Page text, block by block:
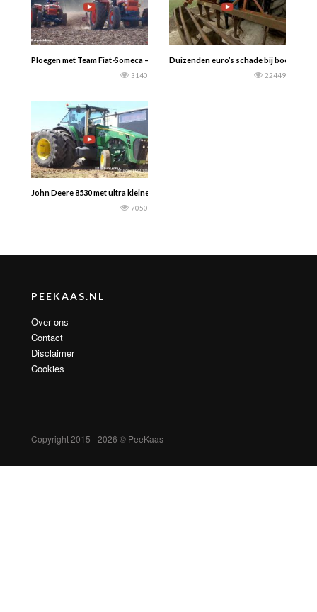
Ploegen met Team Fiat-Someca — Speciaal voor de Fiat fans………..
3140
Duizenden euro’s schade bij boeren
22449
John Deere 8530 met ultra kleine voorwielen voor de sleepwagen……….
7050
PEEKAAS.NL
Over ons
Contact
Disclaimer
Cookies
Copyright 2015 - 2026 © PeeKaas